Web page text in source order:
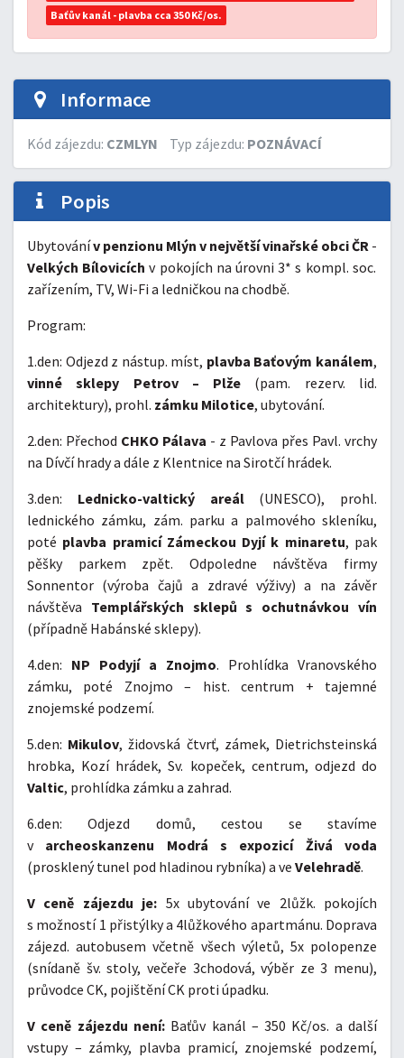
Baťův kanál - plavba cca 350 Kč/os.
Informace
Kód zájezdu: CZMLYN Typ zájezdu: POZNÁVACÍ
Popis
Ubytovánív penzionu Mlýn v největší vinařské obci ČR -
Velkých Bílovicíchv pokojích na úrovni 3* s kompl. soc.
zařízením, TV, Wi-Fi a ledničkou na chodbě.
Program:
1.den: Odjezd z nástup. míst, plavba Baťovým kanálem,
vinné sklepy Petrov – Plže (pam. rezerv. lid.
architektury), prohl. zámku Milotice, ubytování.
2.den: Přechod CHKO Pálava - z Pavlova přes Pavl. vrchy
na Dívčí hrady a dále z Klentnice na Sirotčí hrádek.
3.den: Lednicko-valtický areál(UNESCO), prohl.
lednického zámku, zám. parku a palmového skleníku,
poté plavba pramicí Zámeckou Dyjí k minaretu, pak
pěšky parkem zpět. Odpoledne návštěva firmy
Sonnentor (výroba čajů a zdravé výživy) a na závěr
návštěva Templářských sklepů s ochutnávkou vín
(případně Habánské sklepy).
4.den: NP Podyjí a Znojmo. Prohlídka Vranovského
zámku, poté Znojmo – hist. centrum + tajemné
znojemské podzemí.
5.den: Mikulov, židovská čtvrť, zámek, Dietrichsteinská
hrobka, Kozí hrádek, Sv. kopeček, centrum, odjezd do
Valtic, prohlídka zámku a zahrad.
6.den: Odjezd domů, cestou se stavíme
v archeoskanzenu Modrá s expozicí Živá voda
(prosklený tunel pod hladinou rybníka) a ve Velehradě.
V ceně zájezdu je: 5x ubytování ve 2lůžk. pokojích
s možností 1 přistýlky a 4lůžkového apartmánu. Doprava
zájezd. autobusem včetně všech výletů, 5x polopenze
(snídaně šv. stoly, večeře 3chodová, výběr ze 3 menu),
průvodce CK, pojištění CK proti úpadku.
V ceně zájezdu není:Baťův kanál – 350 Kč/os. a další
vstupy – zámky, plavba pramicí, znojemské podzemí,